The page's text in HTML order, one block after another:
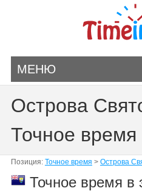
МЕНЮ
Острова
Точное время
Позиция: Точное время > Острова
Точное время в